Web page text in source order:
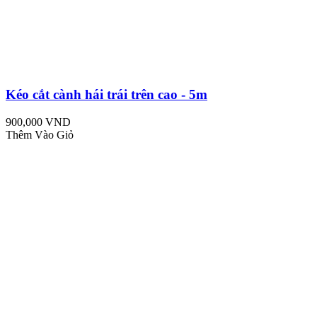
Kéo cắt cành hái trái trên cao - 5m
900,000 VND
Thêm Vào Giỏ